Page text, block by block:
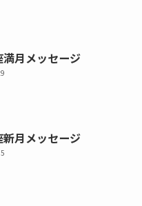
月メッセージ
月メッセージ